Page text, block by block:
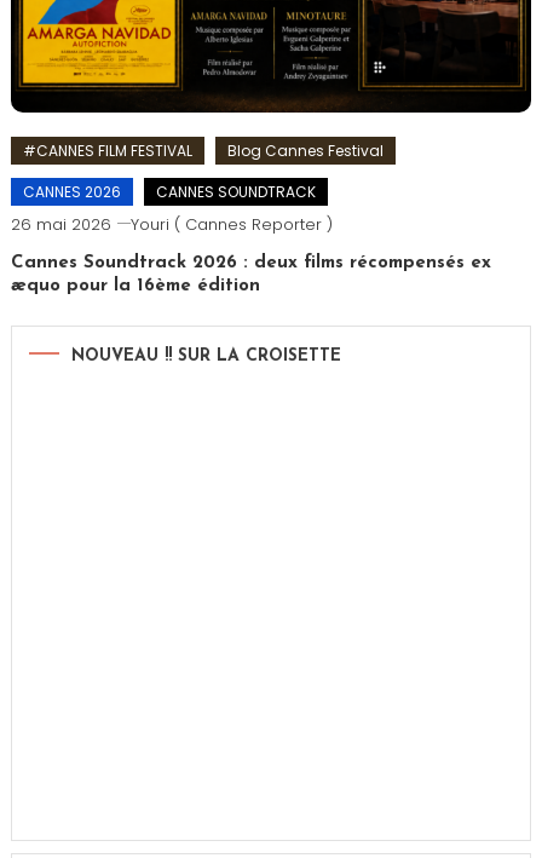
#CANNES FILM FESTIVAL
Blog Cannes Festival
CANNES 2026
CANNES SOUNDTRACK
26 mai 2026 Youri ( Cannes Reporter )
Cannes Soundtrack 2026 : deux films récompensés ex
æquo pour la 16ème édition
NOUVEAU !! SUR LA CROISETTE